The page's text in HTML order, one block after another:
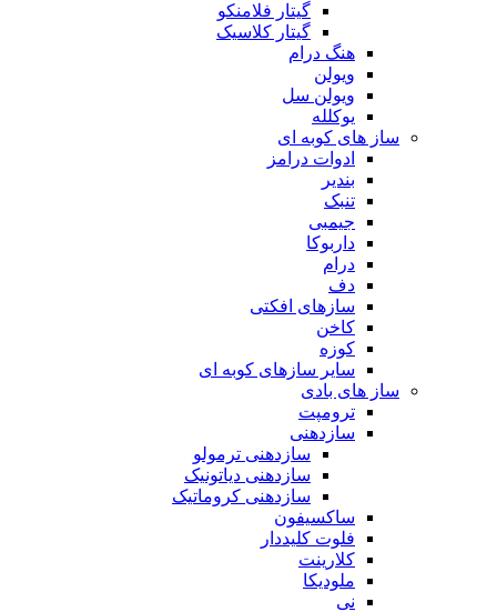
گیتار فلامنکو
گیتار کلاسیک
هنگ درام
ویولن
ویولن سل
یوکلله
ساز های کوبه ای
ادوات درامز
بندیر
تنبک
جیمبی
داربوکا
درام
دف
سازهای افکتی
کاخن
کوزه
سایر سازهای کوبه ای
ساز های بادی
ترومپت
سازدهنی
سازدهنی ترمولو
سازدهنی دیاتونیک
سازدهنی کروماتیک
ساکسیفون
فلوت کلیددار
کلارینت
ملودیکا
نی